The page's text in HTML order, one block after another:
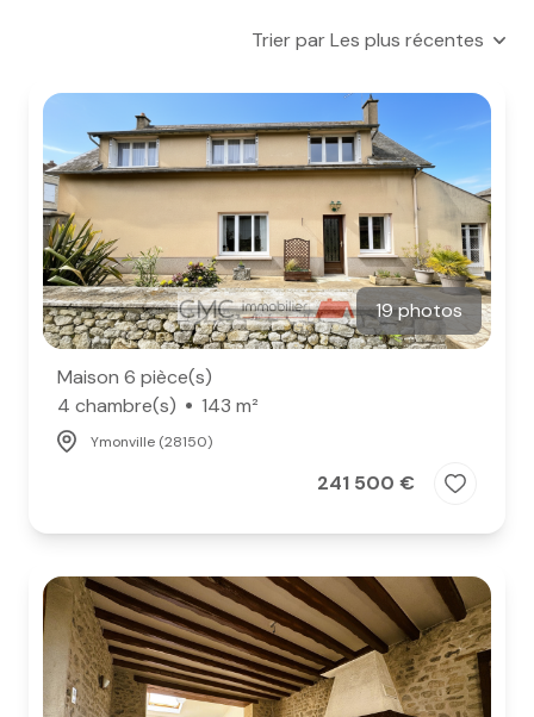
notre
agence
nos
honoraires
contact
Trier par Les plus récentes
19 photos
Maison 6 pièce(s)
4 chambre(s)
143 m²
Ymonville (28150)
241 500 €